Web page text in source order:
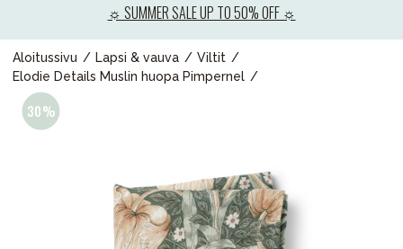
☼ SUMMER SALE UP TO 50% OFF ☼
Aloitussivu Lapsi & vauva
Viltit
Elodie Details Muslin huopa Pimpernel
Lastenvaunut
Lasten turvaistuimet
Äiti & Isä
Huonekalut & vuodevaatteet